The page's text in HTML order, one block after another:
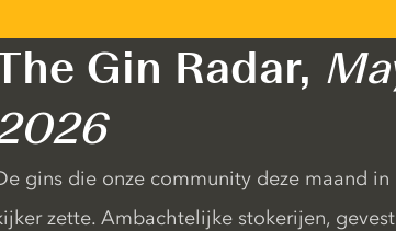
Gin Radar,
gins die onze community deze maand in
zette. Ambachtelijke stokerijen,